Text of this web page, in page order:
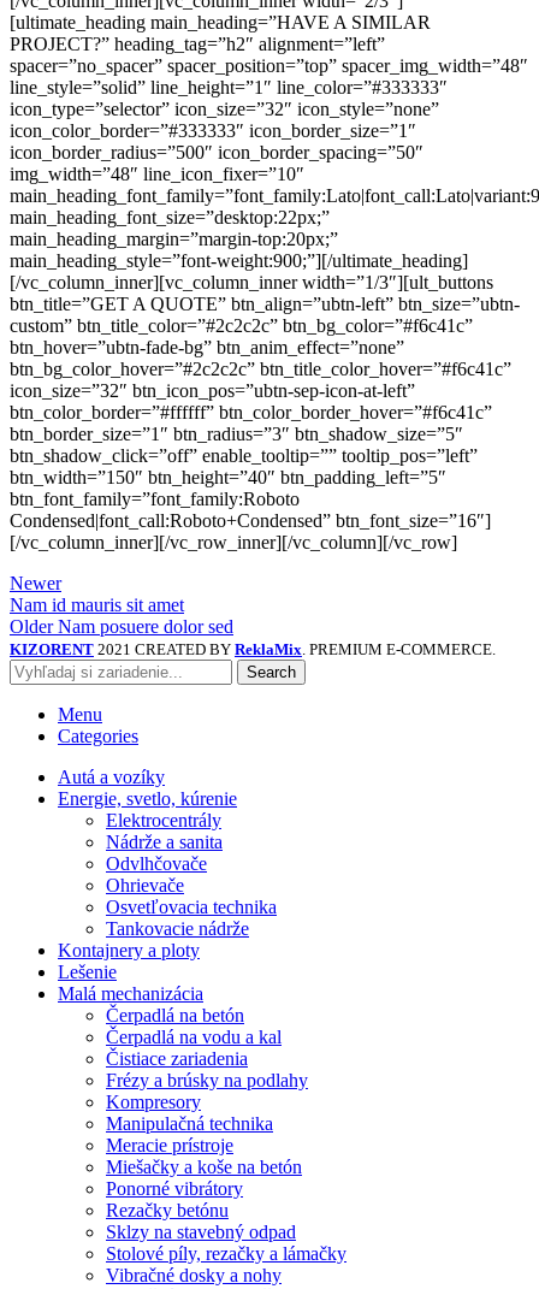
[ultimate_heading main_heading=”HAVE A SIMILAR
PROJECT?” heading_tag=”h2″ alignment=”left”
spacer=”no_spacer” spacer_position=”top” spacer_img_width=”48″
line_style=”solid” line_height=”1″ line_color=”#333333″
icon_type=”selector” icon_size=”32″ icon_style=”none”
icon_color_border=”#333333″ icon_border_size=”1″
icon_border_radius=”500″ icon_border_spacing=”50″
img_width=”48″ line_icon_fixer=”10″
main_heading_font_size=”desktop:22px;”
main_heading_margin=”margin-top:20px;”
main_heading_style=”font-weight:900;”][/ultimate_heading]
[/vc_column_inner][vc_column_inner width=”1/3″][ult_buttons
btn_title=”GET A QUOTE” btn_align=”ubtn-left” btn_size=”ubtn-
custom” btn_title_color=”#2c2c2c” btn_bg_color=”#f6c41c”
btn_hover=”ubtn-fade-bg” btn_anim_effect=”none”
btn_bg_color_hover=”#2c2c2c” btn_title_color_hover=”#f6c41c”
icon_size=”32″ btn_icon_pos=”ubtn-sep-icon-at-left”
btn_color_border=”#ffffff” btn_color_border_hover=”#f6c41c”
btn_border_size=”1″ btn_radius=”3″ btn_shadow_size=”5″
btn_shadow_click=”off” enable_tooltip=”” tooltip_pos=”left”
btn_width=”150″ btn_height=”40″ btn_padding_left=”5″
btn_font_family=”font_family:Roboto
Condensed|font_call:Roboto+Condensed” btn_font_size=”16″]
[/vc_column_inner][/vc_row_inner][/vc_column][/vc_row]
Newer
Nam id mauris sit amet
Older Nam posuere dolor sed
KIZORENT 2021 CREATED BY ReklaMix. PREMIUM E-COMMERCE.
Search
Menu
Categories
Autá a vozíky
Energie, svetlo, kúrenie
Elektrocentrály
Nádrže a sanita
Odvlhčovače
Ohrievače
Osvetľovacia technika
Tankovacie nádrže
Kontajnery a ploty
Lešenie
Malá mechanizácia
Čerpadlá na betón
Čerpadlá na vodu a kal
Čistiace zariadenia
Frézy a brúsky na podlahy
Kompresory
Manipulačná technika
Meracie prístroje
Miešačky a koše na betón
Ponorné vibrátory
Rezačky betónu
Sklzy na stavebný odpad
Stolové píly, rezačky a lámačky
Vibračné dosky a nohy